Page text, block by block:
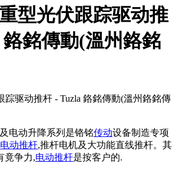
型光伏跟踪驱动推
銘傳動(溫州鉻銘
踪驱动推杆 - Tuzla 鉻銘傳動(溫州鉻銘傳
及电动升降系列是铬铭传动设备制造专项
电动推杆,推杆电机及大功能直线推杆。其
竟争力,电动推杆是按客户的.